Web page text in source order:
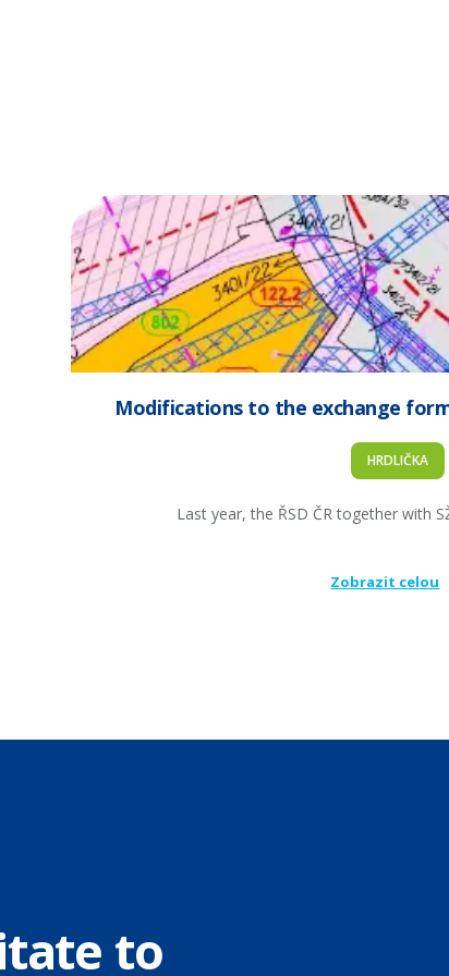
Modifications to the exchange
HRDLIČKA
Last year, the ŘSD ČR together with
Zobrazit celou
to